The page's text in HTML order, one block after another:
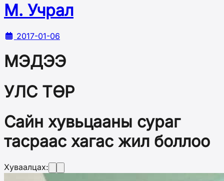
М. Учрал
2017-01-06
МЭДЭЭ
УЛС ТӨР
Сайн хувьцааны сураг
тасраас хагас жил боллоо
Хуваалцах: